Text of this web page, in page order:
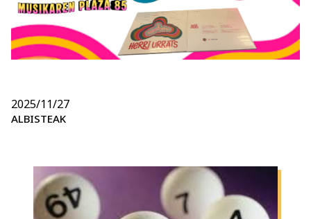
2025/11/27
ALBISTEAK